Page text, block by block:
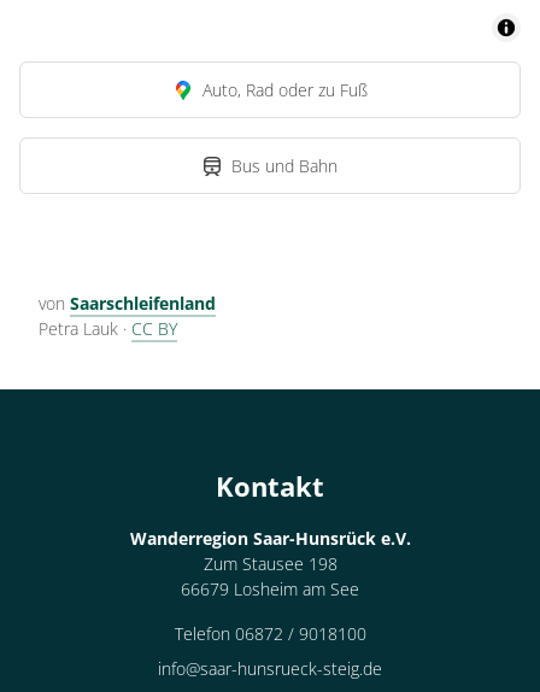
Auto, Rad oder zu Fuß
Bus und Bahn
von Saarschleifenland
Petra Lauk · CC BY
Kontakt
Wanderregion Saar-Hunsrück e.V.
Zum Stausee 198
66679 Losheim am See
Telefon 06872 / 9018100
info@saar-hunsrueck-steig.de